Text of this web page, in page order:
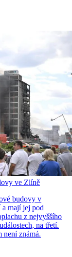
ve Zlíně
budovy v
a mají jej pod
z nejvyššího
na třetí.
není známá.